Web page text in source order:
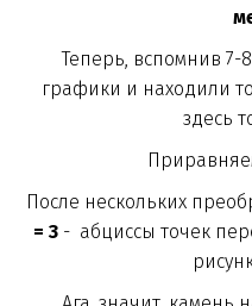
Теперь, вспомнив 7-
графики и находили
здесь
После нескольких
= 3 - абциссы точек